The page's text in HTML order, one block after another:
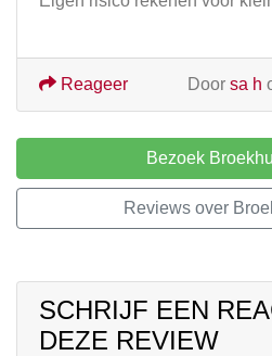
Door sa h
Reageer
Bezoek
Reviews over
SCHRIJF EEN
DEZE REVIEW